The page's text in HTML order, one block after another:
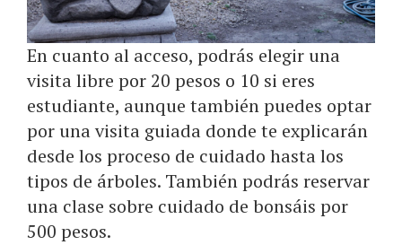
En cuanto al acceso, podrás elegir una
visita libre por 20 pesos o 10 si eres
estudiante, aunque también puedes optar
por una visita guiada donde te explicarán
desde los proceso de cuidado hasta los
tipos de árboles. También podrás reservar
una clase sobre cuidado de bonsáis por
500 pesos.